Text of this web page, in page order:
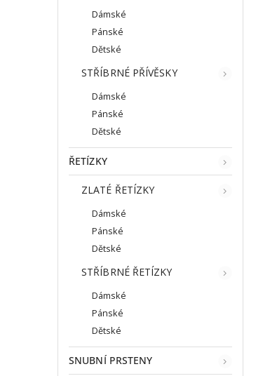
Dámské
Pánské
Dětské
STŘÍBRNÉ PŘÍVĚSKY
Dámské
Pánské
Dětské
ŘETÍZKY
ZLATÉ ŘETÍZKY
Dámské
Pánské
Dětské
STŘÍBRNÉ ŘETÍZKY
Dámské
Pánské
Dětské
SNUBNÍ PRSTENY